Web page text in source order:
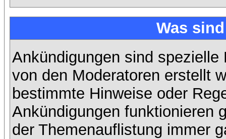
Was
Ankündigungen sind
von den Moderatoren erstellt
bestimmte Hinweise oder
Ankündigungen funktionieren
der Themenauflistung immer